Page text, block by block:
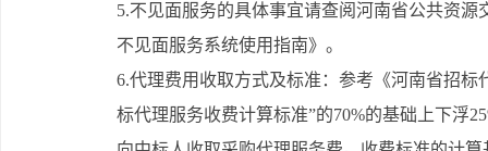
5.不见面服务的具体事宜请查阅河南省公共资
不见面服务系统使用指南》。
6.代理费用收取方式及标准：参考《河南省招标
标代理服务收费计算标准”的70%的基础上下浮